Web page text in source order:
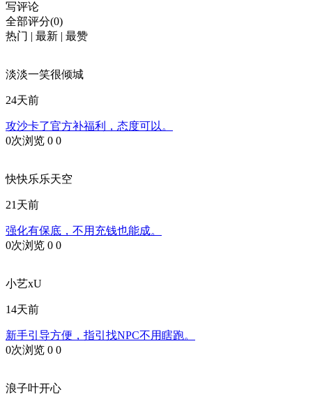
写评论
全部评分(0)
热门 | 最新 | 最赞
淡淡一笑很倾城
24天前
攻沙卡了官方补福利，态度可以。
0次浏览 0 0
快快乐乐天空
21天前
强化有保底，不用充钱也能成。
0次浏览 0 0
小艺xU
14天前
新手引导方便，指引找NPC不用瞎跑。
0次浏览 0 0
浪子叶开心